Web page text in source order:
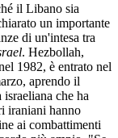
il Libano sia
un importante
di un'intesa tra
. Hezbollah,
1982, è entrato nel
aprendo il
che ha
iraniani hanno
ai combattimenti